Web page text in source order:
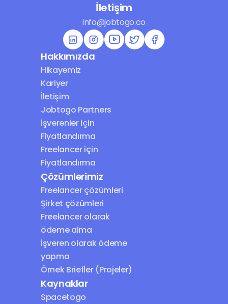
İletişim
info@jobtogo.co
Hakkımızda
Hikayemiz
Kariyer
İletişim
Jobtogo Partners
İşverenler için
Fiyatlandırma
Freelancer için
Fiyatlandırma
Çözümlerimiz
Freelancer çözümleri
Şirket çözümleri
Freelancer olarak
ödeme alma
İşveren olarak ödeme
yapma
Örnek Briefler (Projeler)
Kaynaklar
Spacetogo